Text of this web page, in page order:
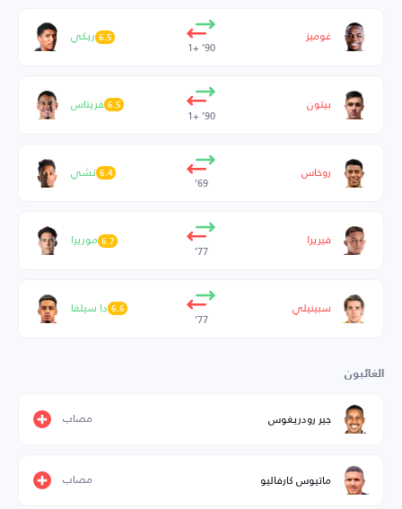
غوميز
90’ +1
ريكي 6.5
بيتون
90’ +1
فريتاس 6.5
روخاس
69’
تشي6.4
فيريرا
77’
موريرا6.7
سبينيلي
77’
دا سيلفا 6.6
الغائبون
جير رودريغوس مصاب
ماتيوس كارفاليو مصاب